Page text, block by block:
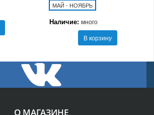
МАЙ - НОЯБРЬ
Наличие: много
В корзину
О МАГАЗИНЕ